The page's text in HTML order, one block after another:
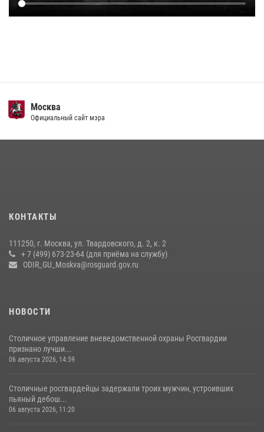
Москва
Официальный сайт мэра
КОНТАКТЫ
111250, г. Москва, ул. Твардовского, д. 2, к. 2
+ 7 (499) 673-23-64 (для приёма на службу)
ODIR_GU_Moskva@rosguard.gov.ru
НОВОСТИ
Столичное управление вневедомственной охраны Росгвардии
признано лучши...
06 августа 2026, 14:59
Столичные росгвардейцы задержали троих мужчин, устроивших
пьяный дебош...
06 августа 2026, 11:20